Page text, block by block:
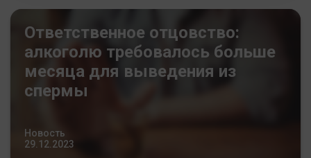
Ответственное отцовство:
алкоголю требовалось больше
месяца для выведения из
спермы
Новость
29.12.2023